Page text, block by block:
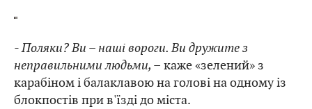
- Поляки? Ви – наші вороги. Ви дружите з
неправильними людьми, – каже «зелений» з
карабіном і балаклавою на голові на одному із
блокпостів при в'їзді до міста.